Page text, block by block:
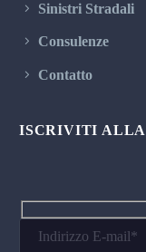
Sinistri Stradali
Consulenze
Contatto
ISCRIVITI ALLA
Hidden
fields